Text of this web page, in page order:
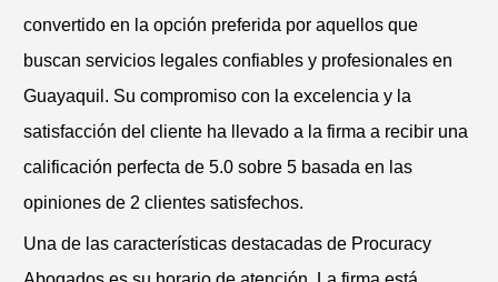
convertido en la opción preferida por aquellos que
buscan servicios legales confiables y profesionales en
Guayaquil. Su compromiso con la excelencia y la
satisfacción del cliente ha llevado a la firma a recibir una
calificación perfecta de 5.0 sobre 5 basada en las
opiniones de 2 clientes satisfechos.
Una de las características destacadas de Procuracy